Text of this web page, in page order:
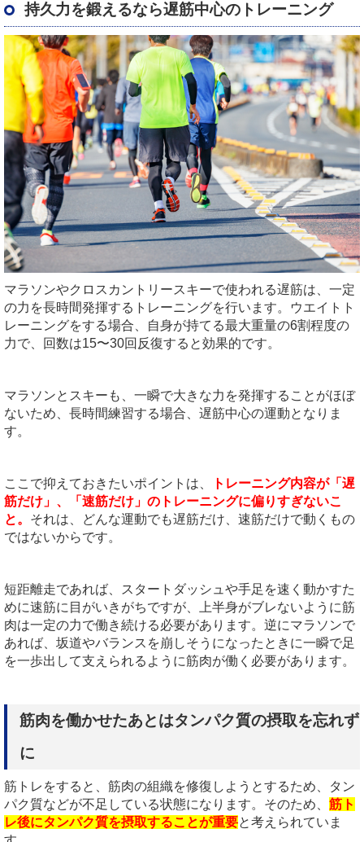
持久力を鍛えるなら遅筋中心のトレーニング
マラソンやクロスカントリースキーで使われる遅筋は、一定
の力を長時間発揮するトレーニングを行います。ウエイトト
レーニングをする場合、自身が持てる最大重量の6割程度の
力で、回数は15〜30回反復すると効果的です。
マラソンとスキーも、一瞬で大きな力を発揮することがほぼ
ないため、長時間練習する場合、遅筋中心の運動となりま
す。
ここで抑えておきたいポイントは、
トレーニング内容が「遅
筋だけ」、「速筋だけ」のトレーニングに偏りすぎないこ
と。 それは、どんな運動でも遅筋だけ、速筋だけで動くもの
ではないからです。
短距離走であれば、スタートダッシュや手足を速く動かすた
めに速筋に目がいきがちですが、上半身がブレないように筋
肉は一定の力で働き続ける必要があります。逆にマラソンで
あれば、坂道やバランスを崩しそうになったときに一瞬で足
を一歩出して支えられるように筋肉が働く必要があります。
筋肉を働かせたあとはタンパク質の摂取を忘れず
に
筋トレをすると、筋肉の組織を修復しようとするため、タン
パク質などが不足している状態になります。そのため、 筋ト
レ後にタンパク質を摂取することが重要と考えられていま